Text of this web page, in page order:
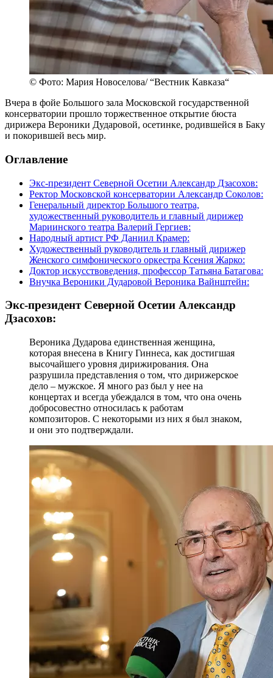
© Фото: Мария Новоселова/ “Вестник Кавказа“
Вчера в фойе Большого зала Московской государственной
консерватории прошло торжественное открытие бюста
дирижера Вероники Дударовой, осетинке, родившейся в Баку
и покорившей весь мир.
Оглавление
Экс-президент Северной Осетии Александр Дзасохов:
Ректор Московской консерватории Александр Соколов:
Генеральный директор Большого театра,
художественный руководитель и главный дирижер
Мариинского театра Валерий Гергиев:
Народный артист РФ Даниил Крамер:
Художественный руководитель и главный дирижер
Женского симфонического оркестра Ксения Жарко:
Доктор искусствоведения, профессор Татьяна Батагова:
Внучка Вероники Дударовой Вероника Вайнштейн:
Экс-президент Северной Осетии Александр
Дзасохов:
Вероника Дударова единственная женщина,
которая внесена в Книгу Гиннеса, как достигшая
высочайшего уровня дирижирования. Она
разрушила представления о том, что дирижерское
дело – мужское. Я много раз был у нее на
концертах и всегда убеждался в том, что она очень
добросовестно относилась к работам
композиторов. С некоторыми из них я был знаком,
и они это подтверждали.